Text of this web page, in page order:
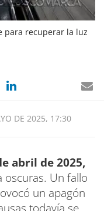
para recuperar la luz
DE 2025, 17:30
abril de 2025,
oscuras. Un fallo
un apagón
todavía se